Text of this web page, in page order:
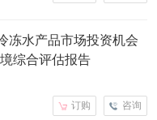
冻水产品市场投资机会
综合评估报告
咨询
订购